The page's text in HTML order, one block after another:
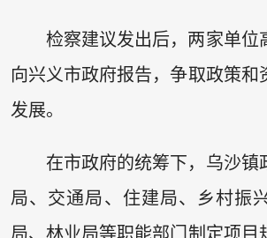
检察建议发出后，两家单位
向兴义市政府报告，争取政策和
发展。
在市政府的统筹下，乌沙镇
局、交通局、住建局、乡村振
局、林业局等职能部门制定项目